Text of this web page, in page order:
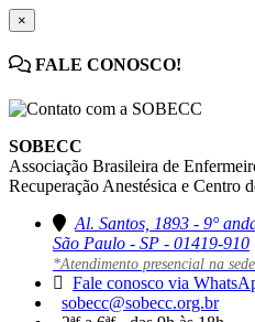
×
FALE CONOSCO!
SOBECC
Associação Brasileira de
Recuperação Anestésica e Centro
Al. Santos, 1893 - 9°
São Paulo - SP - 01419-910
*Atendimento presencial na
Fale conosco via
sobecc@sobecc.org.br